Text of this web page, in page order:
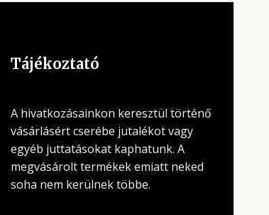
Tájékoztató
A hivatkozásainkon keresztül történő
vásárlásért cserébe jutalékot vagy
egyéb juttatásokat kaphatunk. A
megvásárolt termékek emiatt neked
soha nem kerülnek többe.